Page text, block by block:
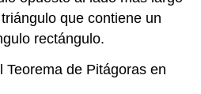
que contiene un
rectángulo.
Teorema de Pitágoras en